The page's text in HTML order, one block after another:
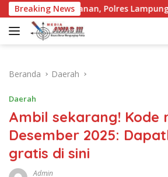
Langsung
ke
konten
Breaking News
Polres Lampung Utara
Beranda Daerah
Daerah
Ambil sekarang! Kode
Desember 2025:
gratis di sini
Admin